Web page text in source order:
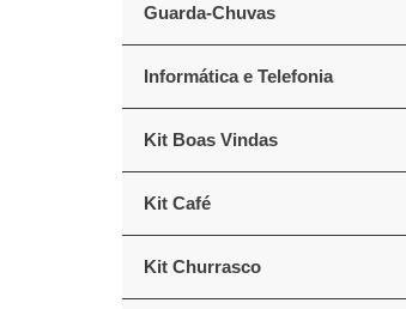
Guarda-Chuvas
Informática e Telefonia
Kit Boas Vindas
Kit Café
Kit Churrasco